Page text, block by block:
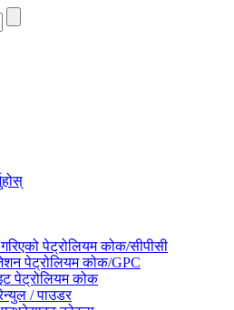
पेट्रोलियम कोक/सीपीसी
पेट्रोलियम कोक/GPC
पेट्रोलियम कोक
/ पाउडर